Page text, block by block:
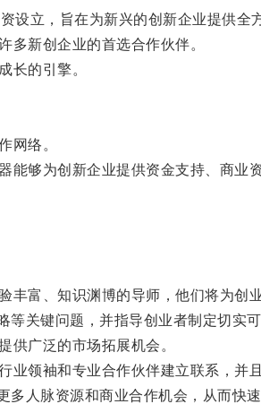
立，旨在为新兴的创新企业提供全
新创企业的首选合作伙伴。
的引擎。
网络。
够为创新企业提供资金支持、商业
富、知识渊博的导师，他们将为创业
键问题，并指导创业者制定切实可
广泛的市场拓展机会。
领袖和专业合作伙伴建立联系，并且
人脉资源和商业合作机会，从而快速